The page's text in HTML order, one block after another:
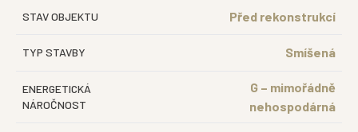
STAV OBJEKTU Před rekonstrukcí
TYP STAVBY Smíšená
ENERGETICKÁ
NÁROČNOST
G – mimořádně
nehospodárná